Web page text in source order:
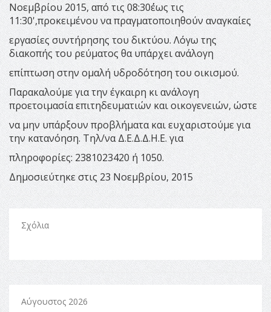
Νοεμβρίου 2015, από τις 08:30΄έως τις
11:30',προκειμένου να πραγματοποιηθούν αναγκαίες
εργασίες συντήρησης του δικτύου. Λόγω της
διακοπής του ρεύματος θα υπάρχει ανάλογη
επίπτωση στην ομαλή υδροδότηση του οικισμού.
Παρακαλούμε για την έγκαιρη κι ανάλογη
προετοιμασία επιτηδευματιών και οικογενειών, ώστε
να μην υπάρξουν προβλήματα και ευχαριστούμε για
την κατανόηση. Τηλ/να Δ.Ε.Δ.Δ.Η.Ε. για
πληροφορίες: 2381023420 ή 1050.
Δημοσιεύτηκε στις 23 Νοεμβρίου, 2015
Σχόλια
Αύγουστος 2026